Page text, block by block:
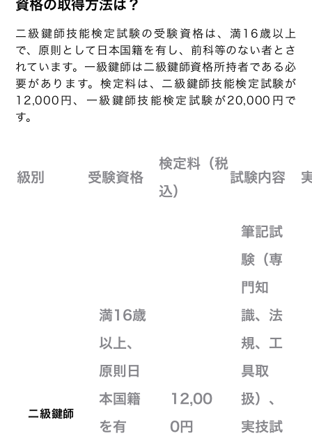
資格の取得方法は？
二級鍵師技能検定試験の受験資格は、満16歳以上
で、原則として日本国籍を有し、前科等のない者とさ
れています。一級鍵師は二級鍵師資格所持者である必
要があります。検定料は、二級鍵師技能検定試験が
12,000円、一級鍵師技能検定試験が20,000円で
す。
級別 受験資格
検定料（税
込）
試験内容
二級鍵師
満16歳
以上、
原則日
本国籍
を有
12,00
0円
筆記試
験（専
門知
識、法
規、工
具取
扱）、
実技試